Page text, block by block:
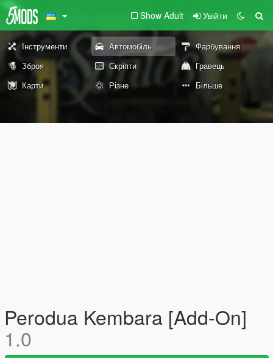
Show Adult Увійти
Інструменти Автомобіль
Фарбування
Зброя
Скріпти
Гравець
Карти
Різне Більше
Perodua Kembara [Add-On]
1.0